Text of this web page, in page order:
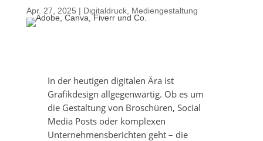
Apr. 27, 2025 | Digitaldruck, Mediengestaltung
In der heutigen digitalen Ära ist
Grafikdesign allgegenwärtig. Ob es um
die Gestaltung von Broschüren, Social
Media Posts oder komplexen
Unternehmensberichten geht – die